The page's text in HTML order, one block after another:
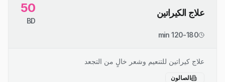
علاج الكيراتين 50
BD
120-180 min
علاج كيراتين للتنعيم وشعر خالٍ من التجعد
الصالون